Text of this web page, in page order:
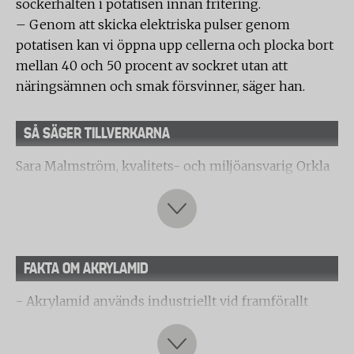
sockerhalten i potatisen innan fritering.
– Genom att skicka elektriska pulser genom
potatisen kan vi öppna upp cellerna och plocka bort
mellan 40 och 50 procent av sockret utan att
näringsämnen och smak försvinner, säger han.
SÅ SÄGER TILLVERKARNA
Sara Malmström, kvalitets- och miljöansvarig Orkla
Confectionery & Snacks Sverige, som äger
högt. Vi har valt att ha svensk potatis i våra chips och
ge högre mängder akrylamid.
Vad gör ni för att sänka halten i era chips?
FAKTA OM AKRYLAMID
- Akrylamid används industriellt vid framförallt
plasttillverkning (polyakrylamid). Men ämnet bildas
även naturligt när viss typ av mat upphettas till hög